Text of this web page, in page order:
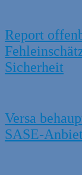
Report
Sicherheit
Versa
SASE-